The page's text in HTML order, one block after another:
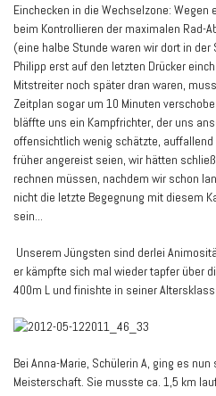
Einchecken in die Wechselzone:
beim Kontrollieren der maximalen Rad-
(eine halbe Stunde waren wir dort in
Philipp erst auf den letzten Drücker
Mitstreiter noch später dran waren,
Zeitplan sogar um 10 Minuten
bläffte uns ein Kampfrichter, der uns
offensichtlich wenig schätzte,
früher angereist seien, wir hätten
rechnen müssen, nachdem wir schon
nicht die letzte Begegnung mit diesem
sein...
Unserem Jüngsten sind derlei
er kämpfte sich mal wieder tapfer über
400m L und finishte in seiner
Bei Anna-Marie, Schülerin A, ging es
Meisterschaft. Sie musste ca. 1,5 km